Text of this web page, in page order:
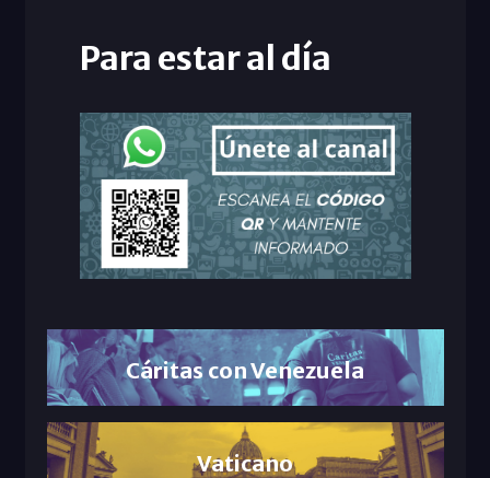
Para estar al día
Cáritas con Venezuela
Vaticano